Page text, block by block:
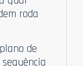
roda
de